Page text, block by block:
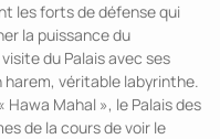
les forts de défense qui
la puissance du
du Palais avec ses
harem, véritable labyrinthe.
Mahal », le Palais des
de la cours de voir le